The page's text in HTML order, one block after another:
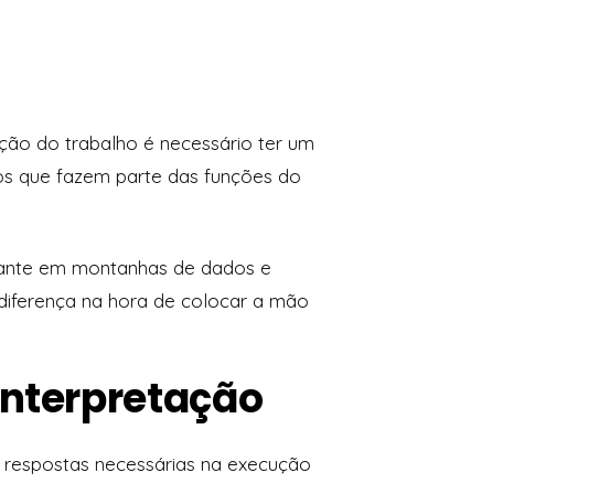
do trabalho é necessário ter um
que fazem parte das funções do
em montanhas de dados e
na hora de colocar a mão
necessárias na execução